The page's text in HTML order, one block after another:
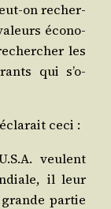
on recher­
éco­no­
les
qui s’o­
ceci :
veulent
il leur
par­tie